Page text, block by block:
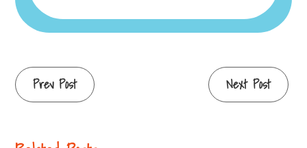
Continue
Prev Post Next Post